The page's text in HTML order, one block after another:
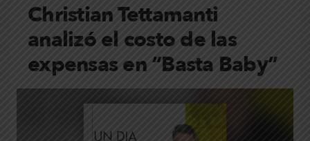
Christian Tettamanti
analizó el costo de las
expensas en “Basta Baby”